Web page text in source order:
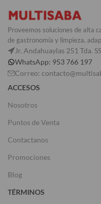
Proveemos soluciones de alta
de gastronomía y limpieza,
Jr. Andahuaylas 251 Tda.
WhatsApp: 953 766 197
Correo:
ACCESOS
Nosotros
Puntos de Venta
Contactanos
Promociones
Blog
TÉRMINOS